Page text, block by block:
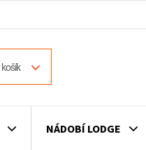
NÁDOBÍ LODGE